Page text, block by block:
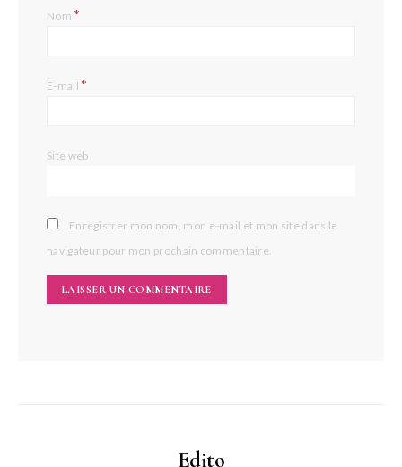
Nom*
E-mail*
Site web
Enregistrer mon nom, mon e-mail et mon site dans le
navigateur pour mon prochain commentaire.
Edito